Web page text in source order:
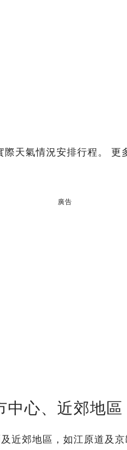
天氣情況安排行程。 更
廣告
中心、近郊地區
近郊地區，如江原道及